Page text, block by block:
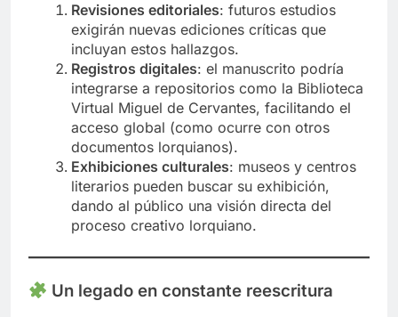
Revisiones editoriales: futuros estudios
exigirán nuevas ediciones críticas que
incluyan estos hallazgos.
Registros digitales: el manuscrito podría
integrarse a repositorios como la Biblioteca
Virtual Miguel de Cervantes, facilitando el
acceso global (como ocurre con otros
documentos lorquianos).
Exhibiciones culturales: museos y centros
literarios pueden buscar su exhibición,
dando al público una visión directa del
proceso creativo lorquiano.
Un legado en constante reescritura